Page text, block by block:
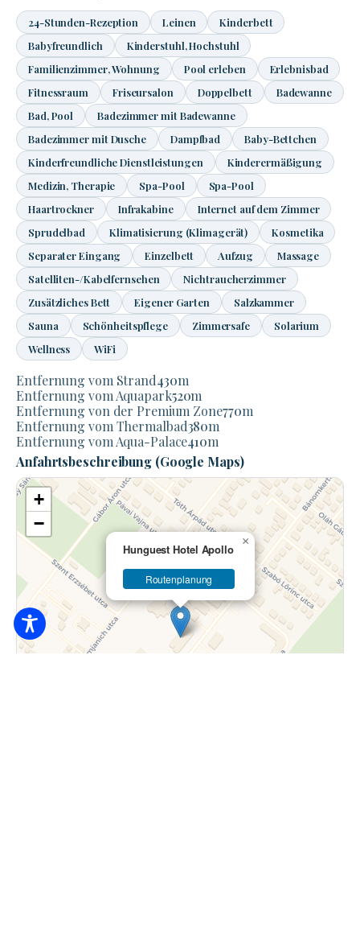
24-Stunden-Rezeption Leinen
Kinderbett
Babyfreundlich
Kinderstuhl, Hochstuhl
Familienzimmer, Wohnung
Pool erleben
Erlebnisbad
Fitnessraum
Friseursalon Doppelbett
Badewanne
Bad, Pool
Badezimmer mit Badewanne
Badezimmer mit Dusche
Dampfbad
Baby-Bettchen
Kinderfreundliche Dienstleistungen
Kinderermäßigung
Medizin, Therapie
Spa-Pool
Spa-Pool
Haartrockner
Infrakabine
Internet auf dem Zimmer
Sprudelbad
Klimatisierung (Klimagerät)
Kosmetika
Separater Eingang
Einzelbett Aufzug
Massage
Satelliten-/Kabelfernsehen
Nichtraucherzimmer
Zusätzliches Bett
Eigener Garten
Salzkammer
Sauna
Schönheitspflege Zimmersafe
Solarium
Wellness
WiFi
Entfernung vom Strand430m
Entfernung vom Aquapark520m
Entfernung von der Premium Zone770m
Entfernung vom Thermalbad380m
Entfernung vom Aqua-Palace410m
Anfahrtsbeschreibung (Google Maps)
Hunguest Hotel Apollo
Routenplanung
×
+
−